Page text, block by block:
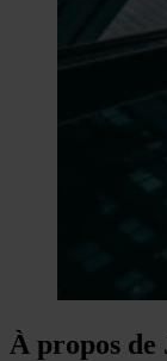
À propos de